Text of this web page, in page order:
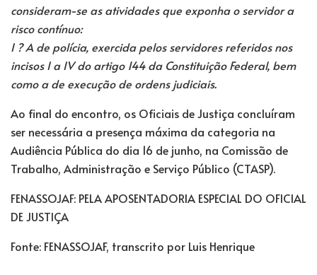
consideram-se as atividades que exponha o servidor a
risco contínuo:
I ? A de polícia, exercida pelos servidores referidos nos
incisos I a IV do artigo 144 da Constituição Federal, bem
como a de execução de ordens judiciais.
Ao final do encontro, os Oficiais de Justiça concluíram
ser necessária a presença máxima da categoria na
Audiência Pública do dia 16 de junho, na Comissão de
Trabalho, Administração e Serviço Público (CTASP).
FENASSOJAF: PELA APOSENTADORIA ESPECIAL DO OFICIAL
DE JUSTIÇA
Fonte: FENASSOJAF, transcrito por Luis Henrique